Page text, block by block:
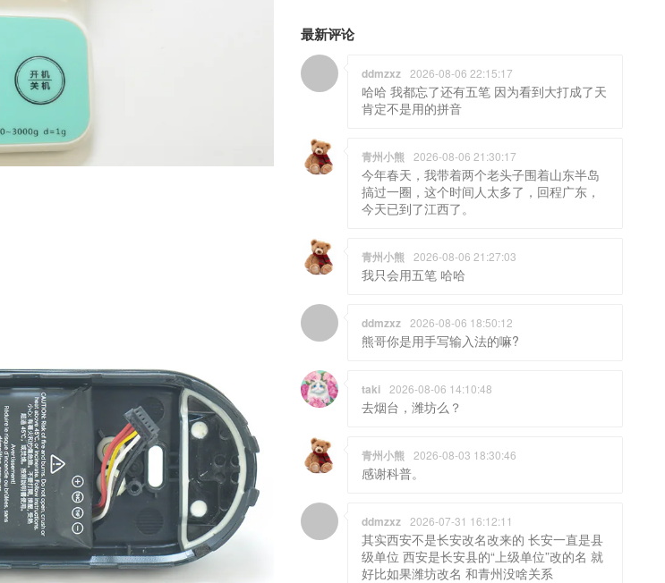
最新评论
ddmzxz 2026-08-06 22:15:17
哈哈 我都忘了还有五笔 因为看到大打成了天
肯定不是用的拼音
青州小熊 2026-08-06 21:30:17
今年春天，我带着两个老头子围着山东半岛
搞过一圈，这个时间人太多了，回程广东，
今天已到了江西了。
青州小熊 2026-08-06 21:27:03
我只会用五笔 哈哈
ddmzxz 2026-08-06 18:50:12
熊哥你是用手写输入法的嘛?
taki 2026-08-06 14:10:48
去烟台，潍坊么？
青州小熊 2026-08-03 18:30:46
感谢科普。
ddmzxz 2026-07-31 16:12:11
其实西安不是长安改名改来的 长安一直是县
级单位 西安是长安县的“上级单位”改的名 就
好比如果潍坊改名 和青州没啥关系